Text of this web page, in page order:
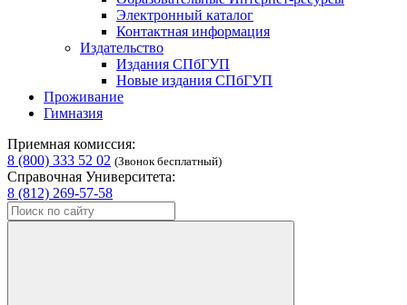
Электронный каталог
Контактная информация
Издательство
Издания СПбГУП
Новые издания СПбГУП
Проживание
Гимназия
Приемная комиссия:
8 (800) 333 52 02 (Звонок бесплатный)
Справочная Университета:
8 (812) 269-57-58